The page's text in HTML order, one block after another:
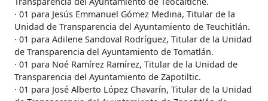
· 01 para Jesús Emmanuel Gómez Medina, Titular de la
Unidad de Transparencia del Ayuntamiento de Teuchitlán.
· 01 para Adilene Sandoval Rodríguez, Titular de la Unidad
de Transparencia del Ayuntamiento de Tomatlán.
· 01 para Noé Ramírez Ramírez, Titular de la Unidad de
Transparencia del Ayuntamiento de Zapotiltic.
· 01 para José Alberto López Chavarín, Titular de la Unidad